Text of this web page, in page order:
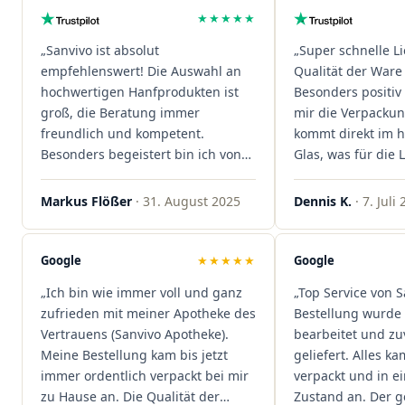
★★★★★
„Sanvivo ist absolut
empfehlenswert! Die Auswahl an
hochwertigen Hanfprodukten ist
groß, die Beratung immer
freundlich und kompetent.
Besonders begeistert bin ich von
der schnellen Rezeptannahme –
alles läuft unkompliziert und
sind extrem zügig, was mir jedes
Mal viel Zeit spart. Man merkt,
Kundenzufriedenheit an erster
Stelle stehen. Vielen Dank an das
Team von Sanvivo – ich bin
rundum begeistert!"
Markus Flößer · 31. August 2025
„Super schnelle
Qualität der
Besonders
mir die
kommt direkt im
Glas, was für die
ist. Ich bestelle
wieder!"
Dennis K. · 7. Juli
Google ★★★★★
„Ich bin wie immer voll und ganz
zufrieden mit meiner Apotheke des
Vertrauens (Sanvivo Apotheke).
Meine Bestellung kam bis jetzt
immer ordentlich verpackt bei mir
zu Hause an. Die Qualität der
Google
„Top Service von
Bestellung wurde
bearbeitet und
geliefert. Alles
verpackt und in
Zustand an. Der